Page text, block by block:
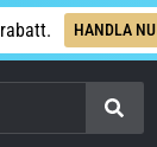
HANDLA NU